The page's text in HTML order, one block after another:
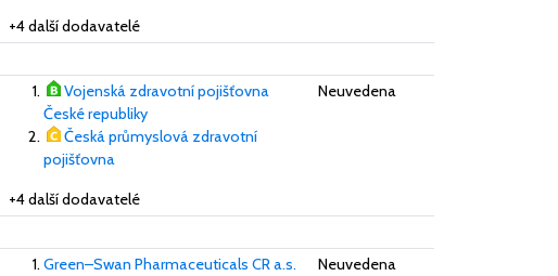
+4 další dodavatelé
Vojenská zdravotní pojišťovna
České republiky
Česká průmyslová zdravotní
pojišťovna
+4 další dodavatelé
Neuvedena
Green–Swan Pharmaceuticals CR a.s.
Neuvedena